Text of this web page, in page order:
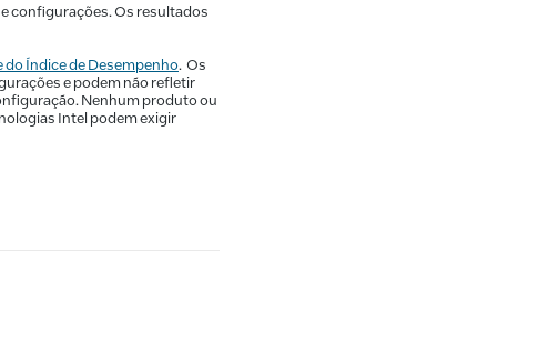
configurações. Os resultados
do Índice de Desempenho. Os
e podem não refletir
Nenhum produto ou
Intel podem exigir